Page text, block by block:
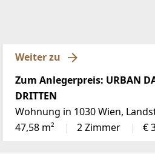
Weiter zu
Zum Anlegerpreis: URBAN
DRITTEN
Wohnung in 1030 Wien,
47,58 m²
2 Zimmer €